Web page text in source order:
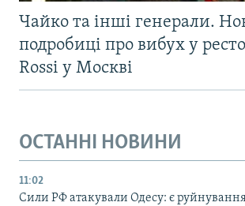
Чайко та інші генерали.
подробиці про вибух у
Rossi у Москві
ОСТАННІ НОВИНИ
11:02
Сили РФ атакували Одесу: є руйнування